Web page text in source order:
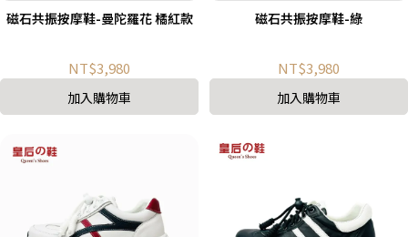
磁石共振按摩鞋-曼陀羅花 橘紅款
NT$3,980
加入購物車
磁石共振按摩鞋-綠
NT$3,980
加入購物車